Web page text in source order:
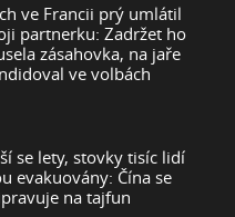
ve Francii prý umlátil
partnerku: Zadržet ho
zásahovka, na jaře
ve volbách
se lety, stovky tisíc lidí
evakuovány: Čína se
na tajfun